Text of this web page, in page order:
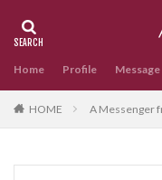
Home Profile Message
HOME A Messenger